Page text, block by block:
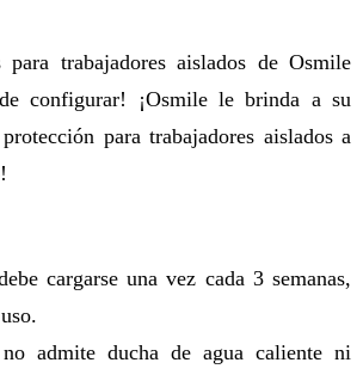
para trabajadores aislados de Osmile
configurar! ¡Osmile le brinda a su
para trabajadores aislados a
cargarse una vez cada 3 semanas,
admite ducha de agua caliente ni